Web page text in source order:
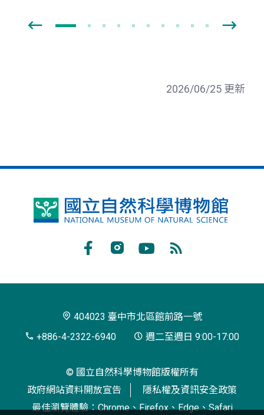
2026/06/25 更新
國
博
閱
404023 臺中市北區館前路一號
+886-4-2322-6940
週二至週日 9:00-17:00
© 國立自然科學博物館版權所有
政府網站資料開放宣告
隱私權及資訊安全政策
最佳瀏覽體驗：Chrome、Firefox、Edge、Safari